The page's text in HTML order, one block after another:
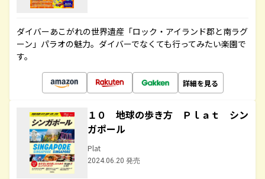
ダイバーあこがれの世界遺産「ロック・アイランド郡と南ラグ
ーン」パラオの魅力。ダイバーでなくても行ってみたい楽園で
す。
詳細を見る
１０ 地球の歩き方 Ｐｌａｔ シン
ガポール
Plat
2024.06.20 発売